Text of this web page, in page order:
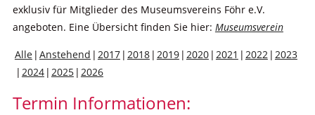
exklusiv für Mitglieder des Museumsvereins Föhr e.V.
angeboten. Eine Übersicht finden Sie hier: Museumsverein
Alle Anstehend 2017 2018 2019 2020 2021 2022
2023
2024 2025 2026
Termin Informationen: